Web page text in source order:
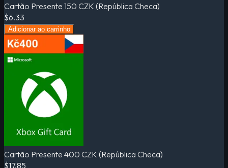
Cartão Presente 150 CZK (República Checa)
$6.33
Adicionar ao carrinho
Cartão Presente 400 CZK (República Checa)
$17.85